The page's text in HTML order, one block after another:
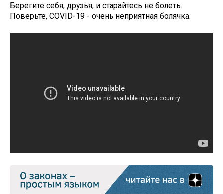
Берегите себя, друзья, и старайтесь не болеть.
Поверьте, COVID-19 - очень неприятная болячка.